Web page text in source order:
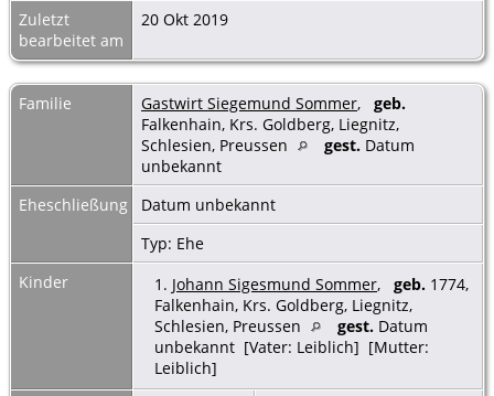
Zuletzt
bearbeitet am
20 Okt 2019
Familie Gastwirt Siegemund Sommer, geb.
Falkenhain, Krs. Goldberg, Liegnitz,
Schlesien, Preussen
gest. Datum
unbekannt
Eheschließung
Datum unbekannt
Typ: Ehe
Kinder
1. Johann Sigesmund Sommer, geb. 1774,
Falkenhain, Krs. Goldberg, Liegnitz,
Schlesien, Preussen
gest. Datum
unbekannt [Vater: Leiblich] [Mutter:
Leiblich]